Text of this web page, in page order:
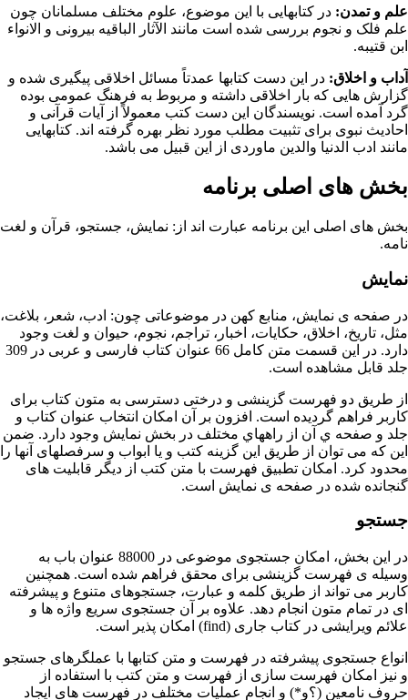
علم و تمدن: در کتابهایی با این موضوع، علوم مختلف مسلمانان چون
علم فلک و نجوم بررسی شده است مانند الآثار الباقیه بیرونی و الانواء
ابن قتیبه.
آداب و اخلاق: در این دست کتابها عمدتاً مسائل اخلاقی پیگیری شده و
گزارش هایی که بار اخلاقی داشته و مربوط به فرهنگ عمومی بوده
گرد آمده است. نویسندگان این دست کتب معمولاً از آیات قرآنی و
احادیث نبوی برای تثبیت مطلب مورد نظر بهره گرفته اند. کتابهایی
مانند ادب الدنیا والدین ماوردی از این قبیل می باشد.
بخش های اصلی برنامه
بخش های اصلی این برنامه عبارت اند از: نمایش، جستجو، قرآن و لغت
نامه.
نمایش
در صفحه ی نمایش، منابع کهن در موضوعاتی چون: ادب، شعر، بلاغت،
مثل، تاریخ، اخلاق، حکایات، اخبار، تراجم، نجوم، حیوان و لغت وجود
دارد. در این قسمت متن کامل 66 عنوان کتاب فارسی و عربی در 309
جلد قابل مشاهده است.
از طریق دو فهرست گزینشی و درختی دسترسی به متون کتاب برای
کاربر فراهم گردیده است. افزون بر آن امكان انتخاب عنوان كتاب و
جلد و صفحه ي آن از راههاي مختلف در بخش نمایش وجود دارد. ضمن
این که می توان از طریق این گزینه کتب و یا ابواب و سرفصلهای آنها را
محدود کرد. امكان تطبيق فهرست با متن كتب از دیگر قابلیت های
گنجانده شده در صفحه ی نمایش است.
جستجو
در این بخش، امکان جستجوی موضوعی در 88000 عنوان باب به
وسیله ی فهرست گزینشی برای محقق فراهم شده است. همچنین
کاربر می تواند از طریق کلمه و عبارت، جستجوهای متنوع و پیشرفته
ای در تمام متون انجام دهد. علاوه بر آن جستجوی سریع واژه ها و
علائم ویرایشی در کتاب جاری (find) امکان پذیر است.
انواع جستجوی پیشرفته در فهرست و متن کتابها با عملگرهای جستجو
و نیز امکان فهرست سازی از فهرست و متن کتب با استفاده از
حروف نامعین (؟و*) و انجام عملیات مختلف در فهرست های ایجاد